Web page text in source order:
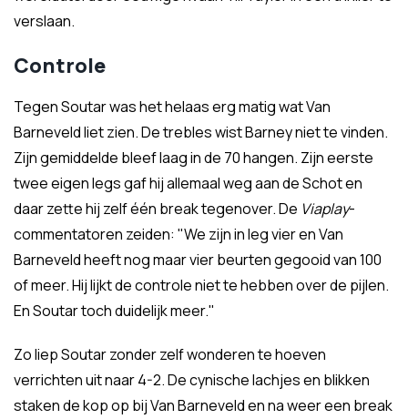
verslaan.
Controle
Tegen Soutar was het helaas erg matig wat Van
Barneveld liet zien. De trebles wist Barney niet te vinden.
Zijn gemiddelde bleef laag in de 70 hangen. Zijn eerste
twee eigen legs gaf hij allemaal weg aan de Schot en
daar zette hij zelf één break tegenover. De Viaplay-
commentatoren zeiden: "We zijn in leg vier en Van
Barneveld heeft nog maar vier beurten gegooid van 100
of meer. Hij lijkt de controle niet te hebben over de pijlen.
En Soutar toch duidelijk meer."
Zo liep Soutar zonder zelf wonderen te hoeven
verrichten uit naar 4-2. De cynische lachjes en blikken
staken de kop op bij Van Barneveld en na weer een break